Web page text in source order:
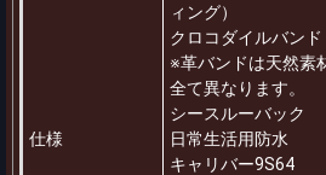
仕様
ィング）
クロコダイルバンド
※革バンドは天然素
全て異なります。
シースルーバック
日常生活用防水
キャリバー9S64